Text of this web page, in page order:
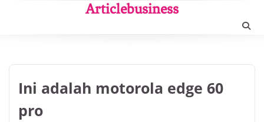
Articlebusiness
Ini adalah motorola edge 60
pro